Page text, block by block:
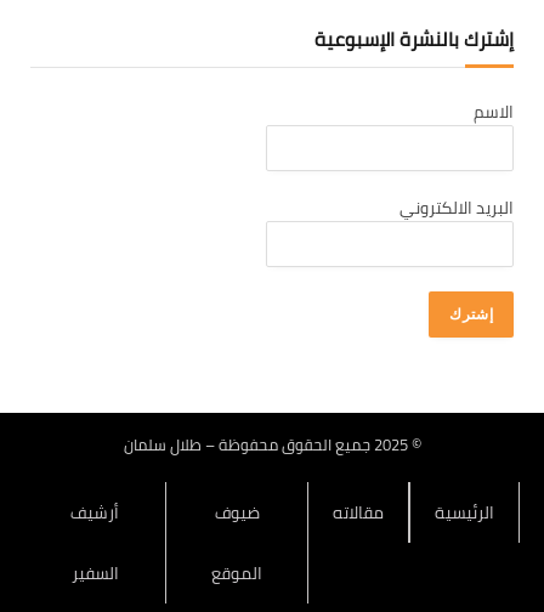
كانون ثاني 2026
تشرين ثاني 2025
تشرين أول 2025
أيلول 2025
تموز 2025
حزيران 2025
كانون ثاني 2025
إشترك بالنشرة الإسبوعية
الاسم
البريد الالكتروني
© 2025 جميع الحقوق محفوظة – طلال سلمان
الرئيسية مقالاته
ضيوف
الموقع
أرشيف
السفير